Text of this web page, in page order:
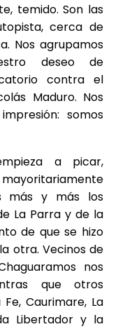
temido. Son las
cerca de
Nos agrupamos
deseo de
contra el
Maduro. Nos
somos
a picar,
más y más los
La Parra y de la
de que se hizo
otra. Vecinos de
nos
que otros
Caurimare, La
Libertador y la